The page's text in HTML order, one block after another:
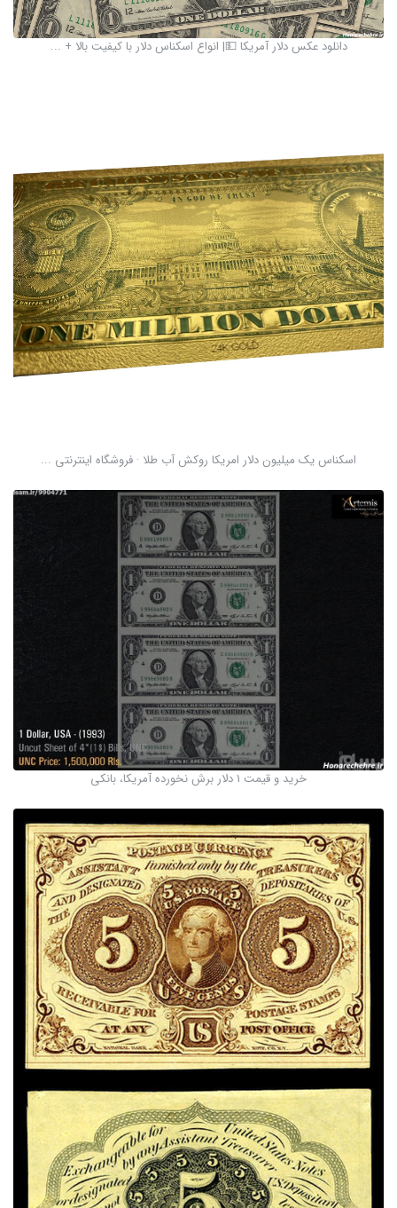
دانلود عکس دلار آمریکا 💵| انواع اسکناس دلار با کیفیت بالا + ...
اسکناس یک میلیون دلار امریکا روکش آب طلا · فروشگاه اینترنتی ...
خرید و قیمت 1 دلار برش نخورده آمریکا، بانکی